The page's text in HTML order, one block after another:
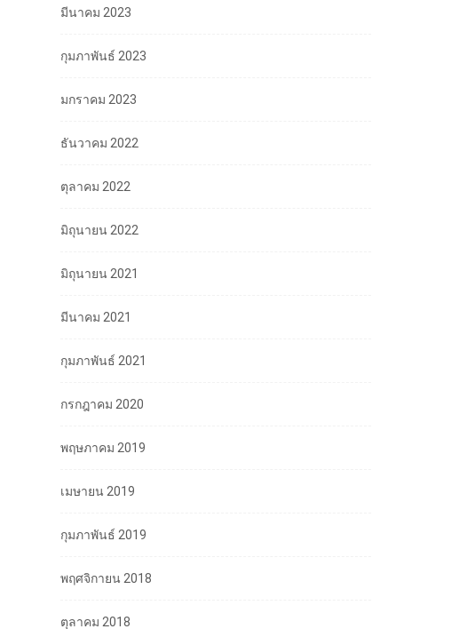
มีนาคม 2023
กุมภาพันธ์ 2023
มกราคม 2023
ธันวาคม 2022
ตุลาคม 2022
มิถุนายน 2022
มิถุนายน 2021
มีนาคม 2021
กุมภาพันธ์ 2021
กรกฎาคม 2020
พฤษภาคม 2019
เมษายน 2019
กุมภาพันธ์ 2019
พฤศจิกายน 2018
ตุลาคม 2018